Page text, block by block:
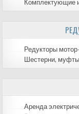
Комплектующие
Редукторы
Шестерни,
Аренда